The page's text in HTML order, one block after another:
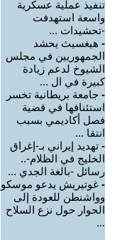
تنفيذ عملية عسكرية
واسعة استهدفت
-تحشيدات ...
- هيغسيث يحشد
الجمهوريين في مجلس
الشيوخ لدعم زيادة
كبيرة في ال ...
- جامعة بريطانية تخسر
استئنافها في قضية
فصل أكاديمي بسبب
انتقا ...
- تهديد إيراني بـ-إغراق
الخليج في الظلام-..
رسائل -بالغة الجدي ...
- غوتيريش يدعو موسكو
وواشنطن للعودة إلى
الحوار حول نزع السلاح
...